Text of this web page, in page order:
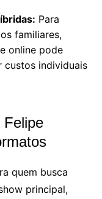
Para
familiares,
online pode
individuais
Felipe
quem busca
principal,